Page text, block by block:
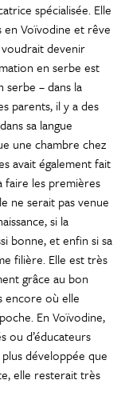
spécialisée. Elle
en Voïvodine et rêve
voudrait devenir
en serbe est
serbe – dans la
parents, il y a des
sa langue
une chambre chez
avait également fait
faire les premières
ne serait pas venue
si la
bonne, et enfin si sa
filière. Elle est très
grâce au bon
encore où elle
En Voïvodine,
ou d’éducateurs
développée que
elle resterait très